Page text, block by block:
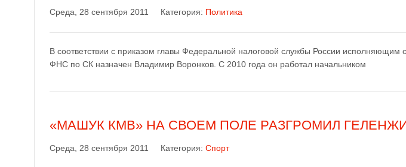
Среда, 28 сентября 2011 Категория: Политика
В соответствии с приказом главы Федеральной налоговой службы России исполняющим
ФНС по СК назначен Владимир Воронков. С 2010 года он работал начальником
«МАШУК КМВ» НА СВОЕМ ПОЛЕ РАЗГРОМИЛ
Среда, 28 сентября 2011 Категория: Спорт